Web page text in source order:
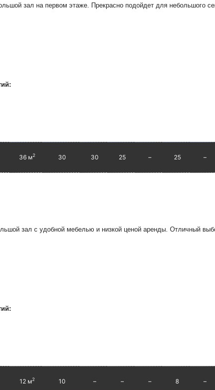
зал на первом этаже. Прекрасно подойдет для небольшого
36 м2 30 30 25 – 25 –
зал с удобной мебелью и низкой ценой аренды. Отличный
12 м2 10 – – – 8 –